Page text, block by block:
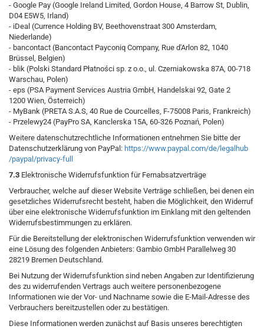
- Google Pay (Google Ireland Limited, Gordon House, 4 Barrow St, Dublin,
D04 E5W5, Irland)
- iDeal (Currence Holding BV, Beethovenstraat 300 Amsterdam,
Niederlande)
- bancontact (Bancontact Payconiq Company, Rue d'Arlon 82, 1040
Brüssel, Belgien)
- blik (Polski Standard Płatności sp. z o.o., ul. Czerniakowska 87A, 00-718
Warschau, Polen)
- eps (PSA Payment Services Austria GmbH, Handelskai 92, Gate 2
1200 Wien, Österreich)
- MyBank (PRETA S.A.S, 40 Rue de Courcelles, F-75008 Paris, Frankreich)
- Przelewy24 (PayPro SA, Kanclerska 15A, 60-326 Poznań, Polen)
Weitere datenschutzrechtliche Informationen entnehmen Sie bitte der
Datenschutzerklärung von PayPal: https://www.paypal.com/de/legalhub
/paypal /privacy-full
7.3 Elektronische Widerrufsfunktion für Fernabsatzverträge
Verbraucher, welche auf dieser Website Verträge schließen, bei denen ein
gesetzliches Widerrufsrecht besteht, haben die Möglichkeit, den Widerruf
über eine elektronische Widerrufsfunktion im Einklang mit den geltenden
Widerrufsbestimmungen zu erklären.
Für die Bereitstellung der elektronischen Widerrufsfunktion verwenden wir
eine Lösung des folgenden Anbieters: Gambio GmbH Parallelweg 30
28219 Bremen Deutschland.
Bei Nutzung der Widerrufsfunktion sind neben Angaben zur Identifizierung
des zu widerrufenden Vertrags auch weitere personenbezogene
Informationen wie der Vor- und Nachname sowie die E-Mail-Adresse des
Verbrauchers bereitzustellen oder zu bestätigen.
Diese Informationen werden zunächst auf Basis unseres berechtigten